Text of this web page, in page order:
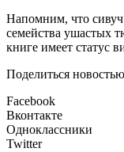
Напомним, что сивуч
семейства ушастых
книге имеет статус
Поделиться
Facebook
Вконтакте
Одноклассники
Twitter